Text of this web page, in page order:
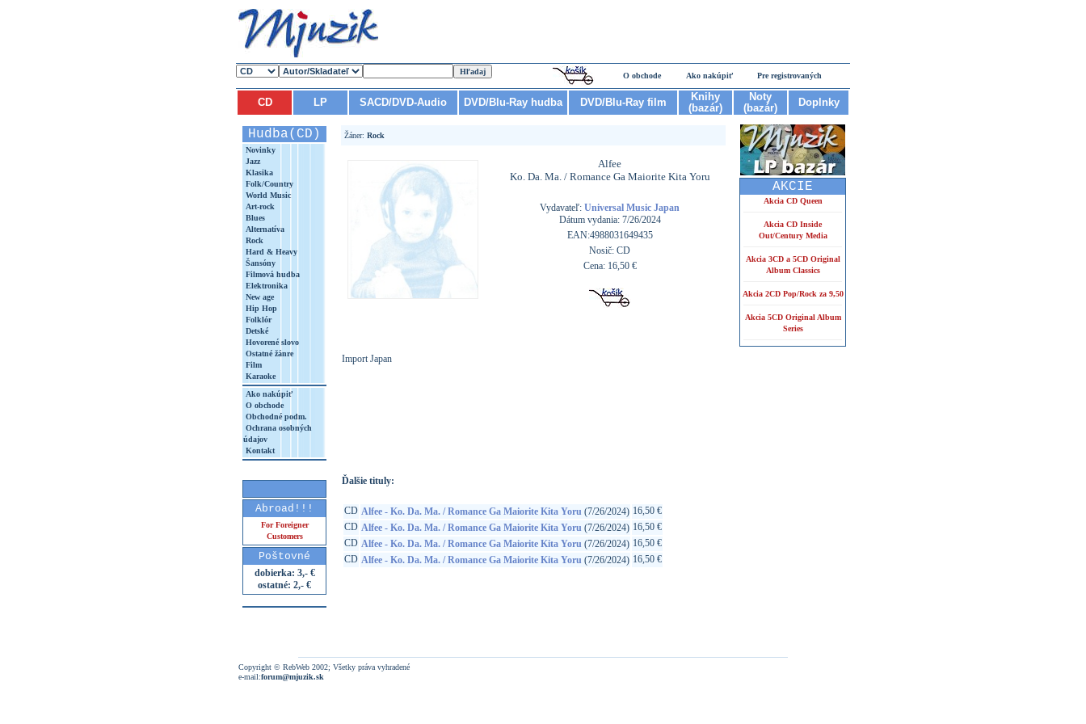
O obchode Ako nakúpiť Pre registrovaných
CD LP SACD/DVD-Audio DVD/Blu-Ray hudba DVD/Blu-Ray film
Knihy
(bazár)
Noty
(bazár)
Doplnky
Hudba(CD)
Novinky
Jazz
Klasika
Folk/Country
World Music
Art-rock
Blues
Alternatíva
Rock
Hard & Heavy
Šansóny
Filmová hudba
Elektronika
New age
Hip Hop
Folklór
Detské
Hovorené slovo
Ostatné žánre
Film
Karaoke
Ako nakúpiť
O obchode
Obchodné podm.
Ochrana osobných
údajov
Kontakt
Abroad!!!
For Foreigner
Customers
Poštovné
dobierka: 3,- €
ostatné: 2,- €
Žáner: Rock
Alfee
Ko. Da. Ma. / Romance Ga Maiorite Kita Yoru
Vydavateľ: Universal Music Japan
Dátum vydania: 7/26/2024
EAN:4988031649435
Nosič: CD
Cena: 16,50 €
Import Japan
Ďalšie tituly:
CD Alfee - Ko. Da. Ma. / Romance Ga Maiorite Kita Yoru (7/26/2024) 16,50 €
CD Alfee - Ko. Da. Ma. / Romance Ga Maiorite Kita Yoru (7/26/2024) 16,50 €
CD Alfee - Ko. Da. Ma. / Romance Ga Maiorite Kita Yoru (7/26/2024) 16,50 €
CD Alfee - Ko. Da. Ma. / Romance Ga Maiorite Kita Yoru (7/26/2024) 16,50 €
AKCIE
Akcia CD Queen
Akcia CD Inside
Out/Century Media
Akcia 3CD a 5CD Original
Album Classics
Akcia 2CD Pop/Rock za 9,50
Akcia 5CD Original Album
Series
Copyright © RebWeb 2002; Všetky práva vyhradené
e-mail:forum@mjuzik.sk